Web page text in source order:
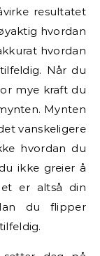
resultatet
hvordan
hvordan
Når du
mye kraft du
Mynten
vanskeligere
hvordan du
ikke greier å
er altså din
du flipper